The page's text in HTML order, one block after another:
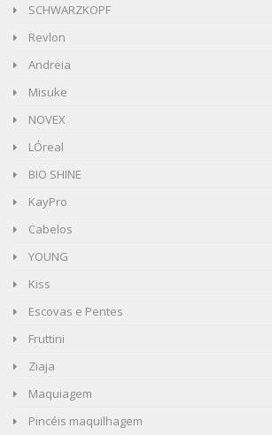
SCHWARZKOPF
Revlon
Andreia
Misuke
NOVEX
LÓreal
BIO SHINE
KayPro
Cabelos
YOUNG
Kiss
Escovas e Pentes
Fruttini
Ziaja
Maquiagem
Pincéis maquilhagem